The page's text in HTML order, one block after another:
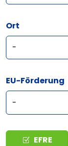
Ort
EU-Förderung
Typ EFRE